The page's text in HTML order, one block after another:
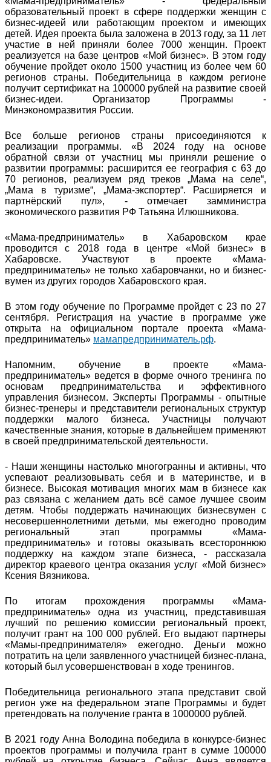
образовательный проект в сфере поддержки женщин с
бизнес-идеей или работающим проектом и имеющих
детей. Идея проекта была заложена в 2013 году, за 11 лет
участие в ней приняли более 7000 женщин. Проект
реализуется на базе центров «Мой бизнес». В этом году
обучение пройдет около 1500 участниц из более чем 60
регионов страны. Победительница в каждом регионе
получит сертификат на 100000 рублей на развитие своей
бизнес-идеи. Организатор Программы -
Минэкономразвития России.
Все больше регионов страны присоединяются к
реализации программы. «В 2024 году на основе
обратной связи от участниц мы приняли решение о
развитии программы: расширится ее география с 63 до
70 регионов, реализуем ряд треков „Мама на селе“,
„Мама в туризме“, „Мама-экспортер“. Расширяется и
партнёрский пул», - отмечает замминистра
экономического развития РФ Татьяна Илюшникова.
«Мама-предприниматель» в Хабаровском крае
проводится с 2018 года в центре «Мой бизнес» в
Хабаровске. Участвуют в проекте «Мама-
предприниматель» не только хабаровчанки, но и бизнес-
вумен из других городов Хабаровского края.
В этом году обучение по Программе пройдет с 23 по 27
сентября. Регистрация на участие в программе уже
открыта на официальном портале проекта «Мама-
предприниматель» мамапредприниматель.рф.
Напомним, обучение в проекте «Мама-
предприниматель» ведется в форме очного тренинга по
основам предпринимательства и эффективного
управления бизнесом. Эксперты Программы - опытные
бизнес-тренеры и представители региональных структур
поддержки малого бизнеса. Участницы получают
качественные знания, которые в дальнейшем применяют
в своей предпринимательской деятельности.
- Наши женщины настолько многогранны и активны, что
успевают реализовывать себя и в материнстве, и в
бизнесе. Высокая мотивация многих мам в бизнесе как
раз связана с желанием дать всё самое лучшее своим
детям. Чтобы поддержать начинающих бизнесвумен с
несовершеннолетними детьми, мы ежегодно проводим
региональный этап программы «Мама-
предприниматель» и готовы оказывать всестороннюю
поддержку на каждом этапе бизнеса, - рассказала
директор краевого центра оказания услуг «Мой бизнес»
Ксения Вязникова.
По итогам прохождения программы «Мама-
предприниматель» одна из участниц, представившая
лучший по решению комиссии региональный проект,
получит грант на 100 000 рублей. Его выдают партнеры
«Мамы-предпринимателя» ежегодно. Деньги можно
потратить на цели заявленного участницей бизнес-плана,
который был усовершенствован в ходе тренингов.
Победительница регионального этапа представит свой
регион уже на федеральном этапе Программы и будет
претендовать на получение гранта в 1000000 рублей.
В 2021 году Анна Володина победила в конкурсе-бизнес
проектов программы и получила грант в сумме 100000